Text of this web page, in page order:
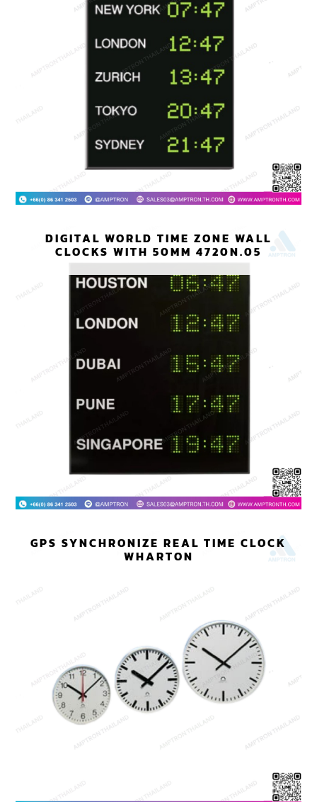
DIGITAL WORLD TIME ZONE WALL
CLOCKS WITH 50MM 4720N.05
GPS SYNCHRONIZE REAL TIME CLOCK
WHARTON